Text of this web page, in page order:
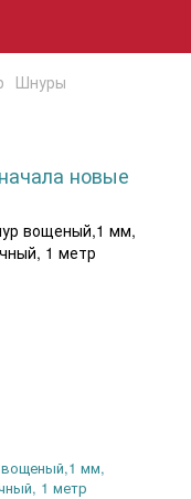
Шнуры
новые
мм,
1 метр